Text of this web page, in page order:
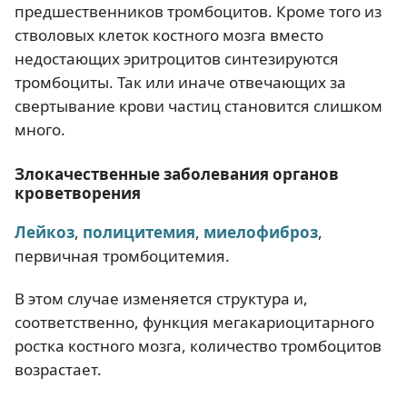
предшественников тромбоцитов. Кроме того из
стволовых клеток костного мозга вместо
недостающих эритроцитов синтезируются
тромбоциты. Так или иначе отвечающих за
свертывание крови частиц становится слишком
много.
Злокачественные заболевания органов
кроветворения
Лейкоз, полицитемия, миелофиброз,
первичная тромбоцитемия.
В этом случае изменяется структура и,
соответственно, функция мегакариоцитарного
ростка костного мозга, количество тромбоцитов
возрастает.